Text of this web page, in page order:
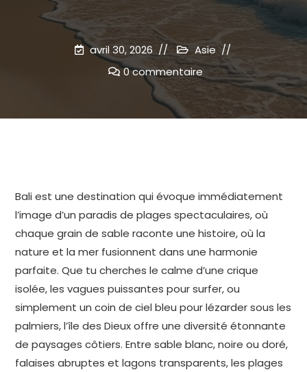
avril 30, 2026
Asie
0 commentaire
Bali est une destination qui évoque immédiatement
l’image d’un paradis de plages spectaculaires, où
chaque grain de sable raconte une histoire, où la
nature et la mer fusionnent dans une harmonie
parfaite. Que tu cherches le calme d’une crique
isolée, les vagues puissantes pour surfer, ou
simplement un coin de ciel bleu pour lézarder sous les
palmiers, l’île des Dieux offre une diversité étonnante
de paysages côtiers. Entre sable blanc, noire ou doré,
falaises abruptes et lagons transparents, les plages